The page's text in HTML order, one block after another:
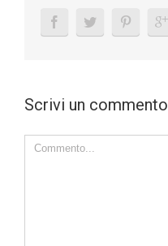
Scrivi un commento